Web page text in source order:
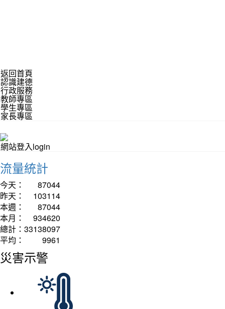
返回首頁
認識建德
行政服務
教師專區
學生專區
家長專區
網站登入login
流量統計
今天：
87044
昨天：
103114
本週：
87044
本月：
934620
總計： 33138097
平均：
9961
災害示警